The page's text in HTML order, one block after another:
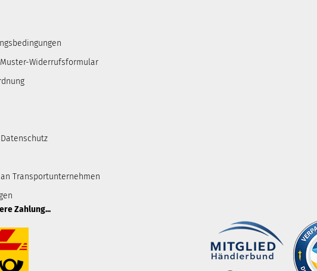
Widerrufsformular
Transportunternehmen
Zahlung...